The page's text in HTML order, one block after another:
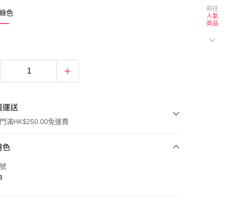
色
運送
滿HK$250.00免運費
式
色
前往
人氣
商品